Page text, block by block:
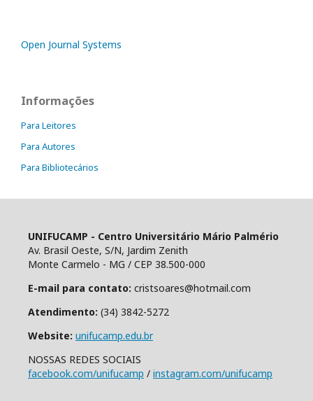
Open Journal Systems
Informações
Para Leitores
Para Autores
Para Bibliotecários
UNIFUCAMP - Centro Universitário Mário Palmério
Av. Brasil Oeste, S/N, Jardim Zenith
Monte Carmelo - MG / CEP 38.500-000
E-mail para contato: cristsoares@hotmail.com
Atendimento: (34) 3842-5272
Website: unifucamp.edu.br
NOSSAS REDES SOCIAIS
facebook.com/unifucamp / instagram.com/unifucamp